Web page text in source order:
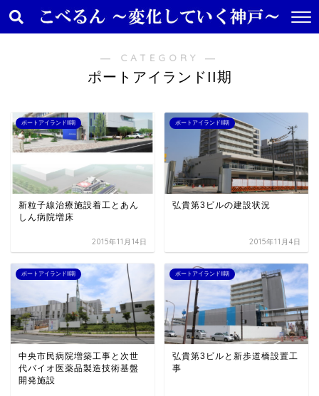
― CATEGORY ―
ポートアイランドII期
ポートアイランドII期
新粒子線治療施設着工とあん
しん病院増床
2015年11月14日
ポートアイランドII期
弘貴第3ビルの建設状況
2015年11月4日
ポートアイランドII期
中央市民病院増築工事と次世
代バイオ医薬品製造技術基盤
開発施設
ポートアイランドII期
弘貴第3ビルと新歩道橋設置工
事